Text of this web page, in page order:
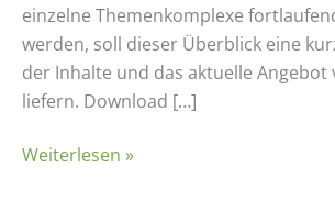
einzelne Themenkomplexe
werden, soll dieser Überblick eine
der Inhalte und das aktuelle Angebot
liefern. Download […]
die
aktuellen
Fachinformationen
der
Betriebswirtschaft
Weiterlesen »